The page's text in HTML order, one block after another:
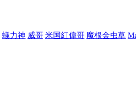
蟻力神 威哥 米国紅偉哥 魔根金虫草